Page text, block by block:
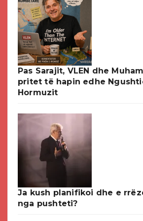
Pas Sarajit, VLEN dhe
pritet të hapin edhe
Hormuzit
Ja kush planifikoi dhe e
nga pushteti?